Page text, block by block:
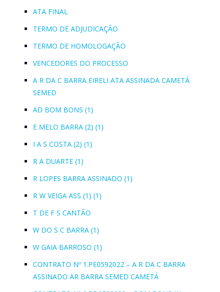
ATA FINAL
TERMO DE ADJUDICAÇÃO
TERMO DE HOMOLOGAÇÃO
VENCEDORES DO PROCESSO
A R DA C BARRA EIRELI ATA ASSINADA CAMETÁ
SEMED
AD BOM BONS (1)
E MELO BARRA (2) (1)
I A S COSTA (2) (1)
R A DUARTE (1)
R LOPES BARRA ASSINADO (1)
R W VEIGA ASS (1) (1)
T DE F S CANTÃO
W DO S C BARRA (1)
W GAIA BARROSO (1)
CONTRATO Nº 1.PE0592022 – A R DA C BARRA
ASSINADO AR BARRA SEMED CAMETÁ